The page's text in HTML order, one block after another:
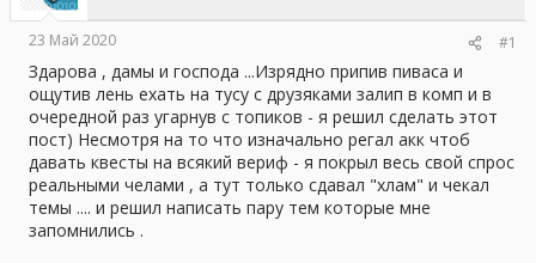
м
ы
а
л
23 Май 2020 #1
Здарова , дамы и господа ...Изрядно припив пиваса и
ощутив лень ехать на тусу с друзяками залип в комп и в
очередной раз угарнув с топиков - я решил сделать этот
пост) Несмотря на то что изначально регал акк чтоб
давать квесты на всякий вериф - я покрыл весь свой спрос
реальными челами , а тут только сдавал "хлам" и чекал
темы .... и решил написать пару тем которые мне
запомнились .